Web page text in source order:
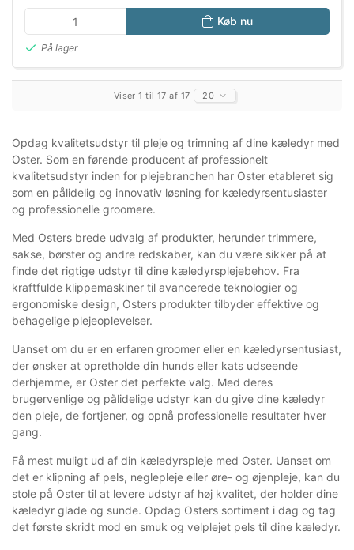
Køb nu
På lager
Viser 1 til 17 af 17 20
Opdag kvalitetsudstyr til pleje og trimning af dine kæledyr med
Oster. Som en førende producent af professionelt
kvalitetsudstyr inden for plejebranchen har Oster etableret sig
som en pålidelig og innovativ løsning for kæledyrsentusiaster
og professionelle groomere.
Med Osters brede udvalg af produkter, herunder trimmere,
sakse, børster og andre redskaber, kan du være sikker på at
finde det rigtige udstyr til dine kæledyrsplejebehov. Fra
kraftfulde klippemaskiner til avancerede teknologier og
ergonomiske design, Osters produkter tilbyder effektive og
behagelige plejeoplevelser.
Uanset om du er en erfaren groomer eller en kæledyrsentusiast,
der ønsker at opretholde din hunds eller kats udseende
derhjemme, er Oster det perfekte valg. Med deres
brugervenlige og pålidelige udstyr kan du give dine kæledyr
den pleje, de fortjener, og opnå professionelle resultater hver
gang.
Få mest muligt ud af din kæledyrspleje med Oster. Uanset om
det er klipning af pels, neglepleje eller øre- og øjenpleje, kan du
stole på Oster til at levere udstyr af høj kvalitet, der holder dine
kæledyr glade og sunde. Opdag Osters sortiment i dag og tag
det første skridt mod en smuk og velplejet pels til dine kæledyr.